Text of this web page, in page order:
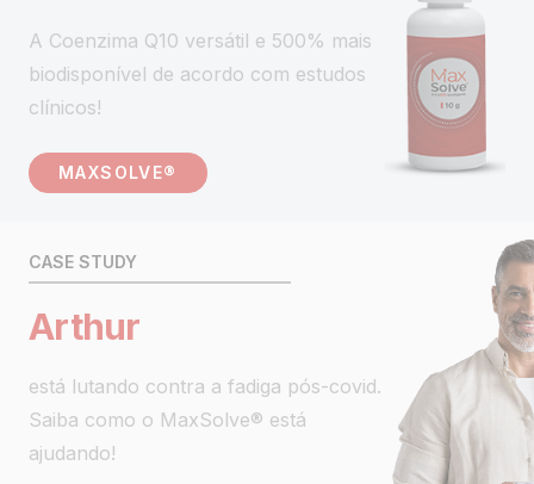
A Coenzima Q10 versátil e 500% mais
biodisponível de acordo com estudos
clínicos!
MAXSOLVE®
CASE STUDY
Arthur
está lutando contra a fadiga pós-covid.
Saiba como o MaxSolve® está
ajudando!